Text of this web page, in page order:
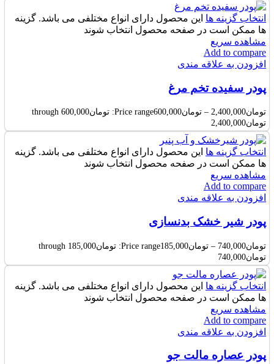
انتخاب گزینه ها این محصول دارای انواع مختلفی می باشد. گزینه
ها ممکن است در صفحه محصول انتخاب شوند
مشاهده سریع
Add to compare
افزودن به علاقه مندی
پودر سفیده تخم مرغ
تومان2,400,000
– تومان600,000
Price range: تومان600,000 through
تومان2,400,000
انتخاب گزینه ها این محصول دارای انواع مختلفی می باشد. گزینه
ها ممکن است در صفحه محصول انتخاب شوند
مشاهده سریع
Add to compare
افزودن به علاقه مندی
پودر شیر خشک بدنسازی
تومان740,000
– تومان185,000
Price range: تومان185,000 through
تومان740,000
انتخاب گزینه ها این محصول دارای انواع مختلفی می باشد. گزینه
ها ممکن است در صفحه محصول انتخاب شوند
مشاهده سریع
Add to compare
افزودن به علاقه مندی
پودر عصاره مالت جو